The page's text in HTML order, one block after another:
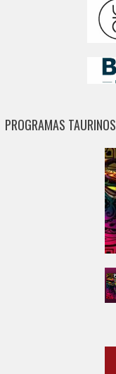
PROGRAMAS TAURINOS